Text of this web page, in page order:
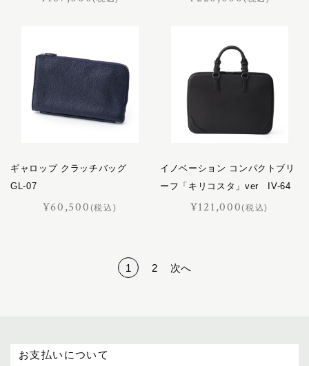
ギャロップ クラッチバッグ
GL-07
¥60,500 (税込)
イノベーション コンパクトブリ
ーフ「キリコスタ」ver IV-64
¥121,000(税込)
1 2 次へ
お支払いについて